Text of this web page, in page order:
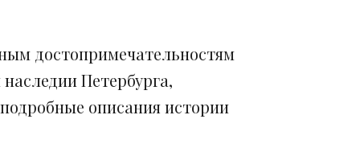
достопримечательностям
Петербурга,
описания истории